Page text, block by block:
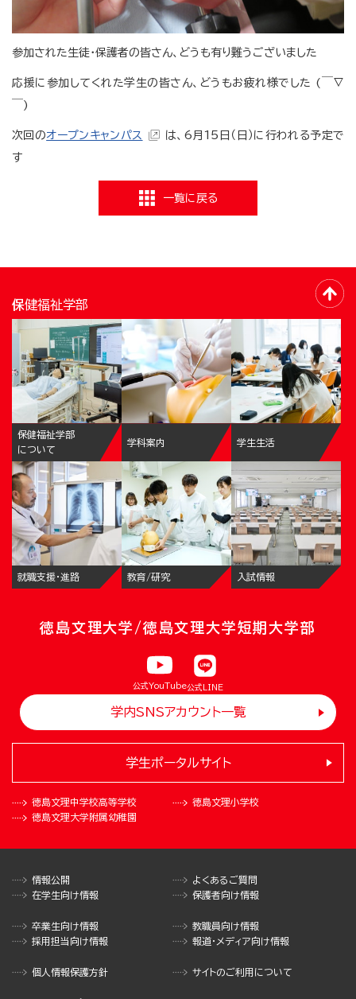
参加された生徒・保護者の皆さん、どうも有り難うございました
応援に参加してくれた学生の皆さん、どうもお疲れ様でした (￣∇
￣)
次回のオープンキャンパス
は、6月15日（日）に行われる予定で
す
一覧に戻る
保健福祉学部
保健福祉学部
について
学科案内 学生生活
就職支援・進路 教育/研究 入試情報
徳島文理大学/徳島文理大学短期大学部
公式YouTube公式LINE
学内SNSアカウント一覧
徳島文理中学校高等学校
徳島文理小学校
徳島文理大学附属幼稚園
学生ポータルサイト
情報公開
よくあるご質問
在学生向け情報
保護者向け情報
卒業生向け情報
教職員向け情報
採用担当向け情報
報道・メディア向け情報
個人情報保護方針 サイトのご利用について